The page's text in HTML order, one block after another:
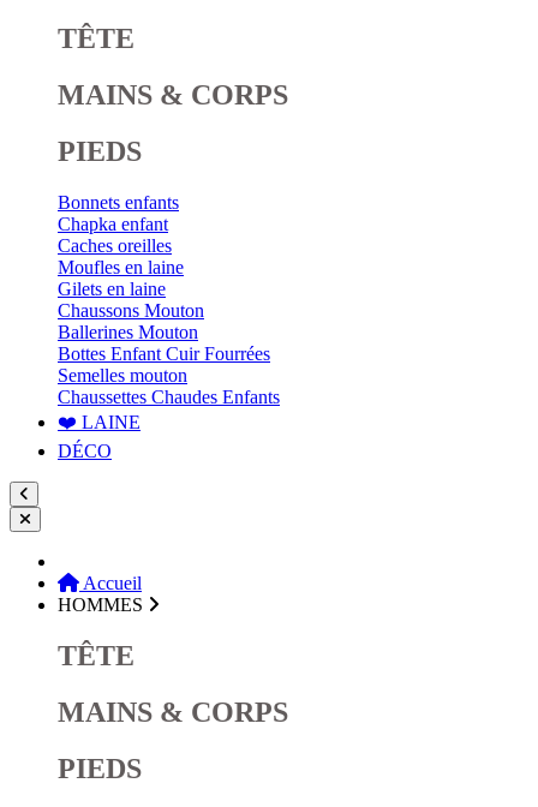
TÊTE
MAINS & CORPS
PIEDS
Bonnets enfants
Chapka enfant
Caches oreilles
Moufles en laine
Gilets en laine
Chaussons Mouton
Ballerines Mouton
Bottes Enfant Cuir Fourrées
Semelles mouton
Chaussettes Chaudes Enfants
❤️ LAINE
DÉCO
Accueil
HOMMES
TÊTE
MAINS & CORPS
PIEDS